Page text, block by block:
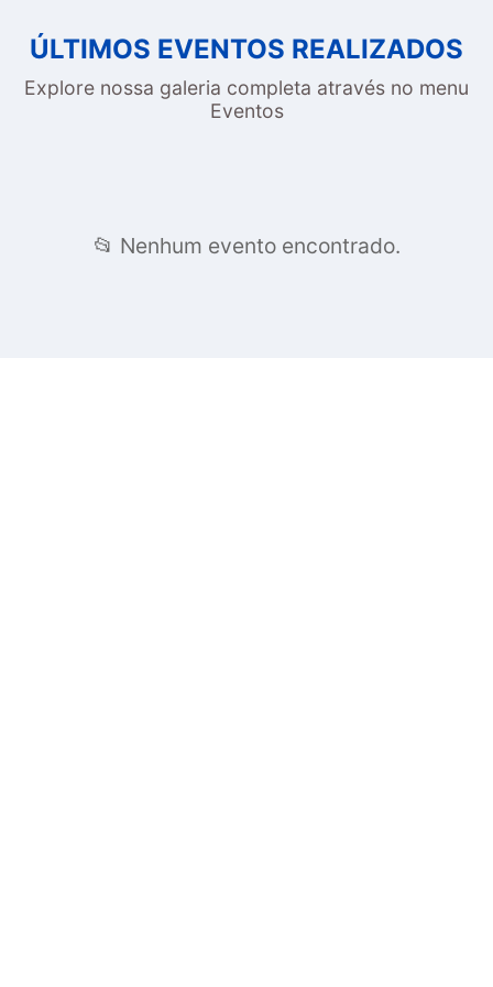
ÚLTIMOS EVENTOS REALIZADOS
Explore nossa galeria completa através no menu
Eventos
📂 Nenhum evento encontrado.